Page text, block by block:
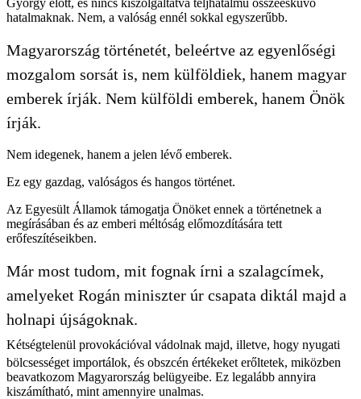
hatalmaknak. Nem, a valóság ennél sokkal egyszerűbb.
Magyarország történetét, beleértve az egyenlőségi
mozgalom sorsát is, nem külföldiek, hanem magyar
emberek írják. Nem külföldi emberek, hanem Önök
írják.
Nem idegenek, hanem a jelen lévő emberek.
Ez egy gazdag, valóságos és hangos történet.
Az Egyesült Államok támogatja Önöket ennek a történetnek a
megírásában és az emberi méltóság előmozdítására tett
erőfeszítéseikben.
Már most tudom, mit fognak írni a szalagcímek,
amelyeket Rogán miniszter úr csapata diktál majd a
holnapi újságoknak.
Kétségtelenül provokációval vádolnak majd, illetve, hogy nyugati
bölcsességet importálok, és obszcén értékeket erőltetek, miközben
beavatkozom Magyarország belügyeibe. Ez legalább annyira
kiszámítható, mint amennyire unalmas.